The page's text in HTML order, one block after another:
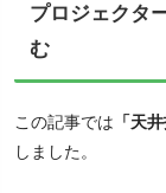
プロジェクタ
む
この記事では 「天
しました。